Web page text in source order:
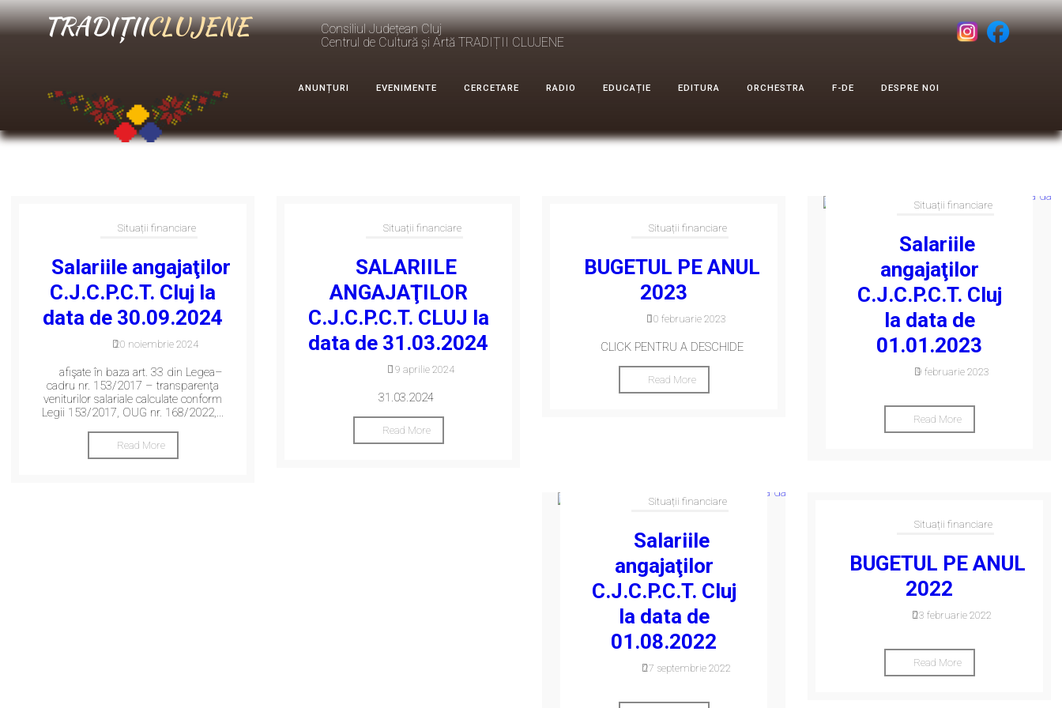
TRADIȚIICLUJENE
Consiliul Județean Cluj
Centrul de Cultură și Artă TRADIȚII CLUJENE
ANUNȚURI EVENIMENTE CERCETARE RADIO EDUCAȚIE EDITURA ORCHESTRA F-DE DESPRE NOI
Situații financiare
Situații financiare
Salariile angajaţilor
C.J.C.P.C.T. Cluj la
data de 30.09.2024
20 noiembrie 2024
afişate în baza art. 33 din Legea–
cadru nr. 153/2017 – transparenţa
veniturilor salariale calculate conform
Legii 153/2017, OUG nr. 168/2022,...
Read More
Situații financiare
SALARIILE
ANGAJAŢILOR
C.J.C.P.C.T. CLUJ la
data de 31.03.2024
19 aprilie 2024
31.03.2024
Read More
Situații financiare
BUGETUL PE ANUL
2023
10 februarie 2023
CLICK PENTRU A DESCHIDE
Read More
Situații financiare
Salariile
angajaţilor
C.J.C.P.C.T. Cluj
la data de
01.01.2023
9 februarie 2023
Read More
Situații financiare
Salariile
angajaţilor
C.J.C.P.C.T. Cluj
la data de
01.08.2022
27 septembrie 2022
Situații financiare
BUGETUL PE ANUL
2022
23 februarie 2022
Read More